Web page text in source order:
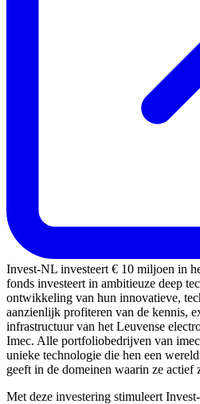
Invest-NL investeert € 10 miljoen in
fonds investeert in ambitieuze deep
ontwikkeling van hun innovatieve,
aanzienlijk profiteren van de kennis,
infrastructuur van het Leuvense
Imec. Alle portfoliobedrijven van
unieke technologie die hen een
geeft in de domeinen waarin ze actief
Met deze investering stimuleert